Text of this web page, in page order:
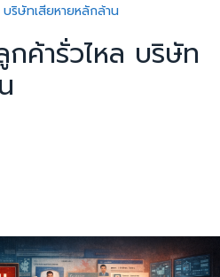
ริษัทเสียหายหลักล้าน
ค้ารั่วไหล บริษัท